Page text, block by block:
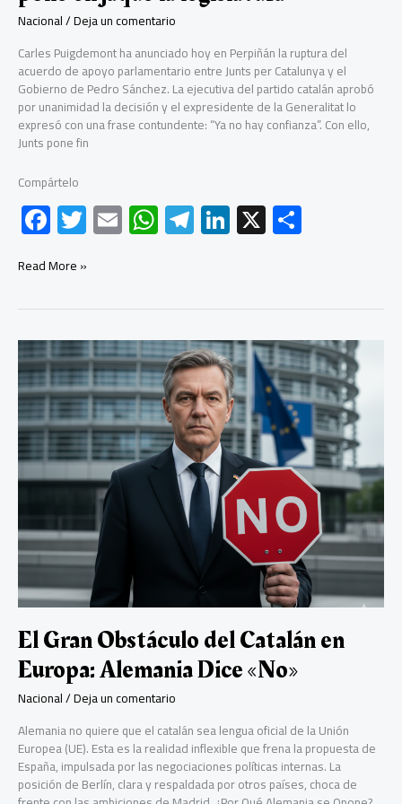
Nacional/Deja un comentario
Carles Puigdemont ha anunciado hoy en Perpiñán la ruptura del
acuerdo de apoyo parlamentario entre Junts per Catalunya y el
Gobierno de Pedro Sánchez. La ejecutiva del partido catalán aprobó
por unanimidad la decisión y el expresidente de la Generalitat lo
expresó con una frase contundente: “Ya no hay confianza”. Con ello,
Junts pone fin
Compártelo
F
ac
e
b
o
ok
T
wi
er
E
m
W
h
s
A
p
p
Te
le
a
m
Li
nk
dI
n
X
p
ar
tir
Puigdemont
y
pone
en
jaque
la
legislatura
Read More »
El Gran Obstáculo del Catalán en
Europa: Alemania Dice «No»
Nacional/Deja un comentario
Alemania no quiere que el catalán sea lengua oficial de la Unión
Europea (UE). Esta es la realidad inflexible que frena la propuesta de
España, impulsada por las negociaciones políticas internas. La
posición de Berlín, clara y respaldada por otros países, choca de